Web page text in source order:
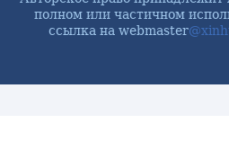
полном или частичном
ссылка на webmaster